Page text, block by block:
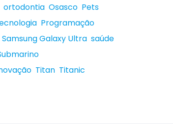
ortodontia Osasco Pets
Programação
Samsung Galaxy Ultra saúde
Titan Titanic